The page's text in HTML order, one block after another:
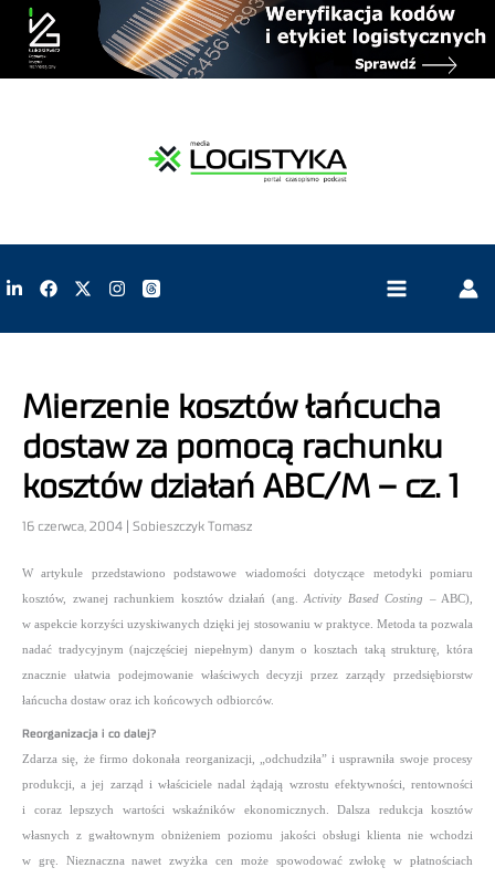
Mierzenie kosztów łańcucha
dostaw za pomocą rachunku
kosztów działań ABC/M – cz. 1
16 czerwca, 2004 | Sobieszczyk Tomasz
W artykule przedstawiono podstawowe wiadomości dotyczące metodyki pomiaru
kosztów, zwanej rachunkiem kosztów działań (ang. Activity Based Costing – ABC),
w aspekcie korzyści uzyskiwanych dzięki jej stosowaniu w praktyce. Metoda ta pozwala
nadać tradycyjnym (najczęściej niepełnym) danym o kosztach taką strukturę, która
znacznie ułatwia podejmowanie właściwych decyzji przez zarządy przedsiębiorstw
łańcucha dostaw oraz ich końcowych odbiorców.
Reorganizacja i co dalej?
Zdarza się, że firmo dokonała reorganizacji, „odchudziła” i usprawniła swoje procesy
produkcji, a jej zarząd i właściciele nadal żądają wzrostu efektywności, rentowności
i coraz lepszych wartości wskaźników ekonomicznych. Dalsza redukcja kosztów
własnych z gwałtownym obniżeniem poziomu jakości obsługi klienta nie wchodzi
w grę. Nieznaczna nawet zwyżka cen może spowodować zwłokę w płatnościach